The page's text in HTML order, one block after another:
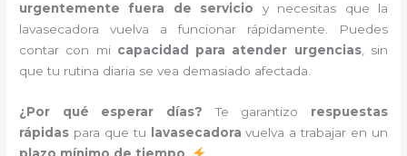
urgentemente fuera de servicio y necesitas que la
lavasecadora vuelva a funcionar rápidamente. Puedes
contar con mi capacidad para atender urgencias, sin
que tu rutina diaria se vea demasiado afectada.
¿Por qué esperar días? Te garantizo respuestas
rápidas para que tu lavasecadora vuelva a trabajar en un